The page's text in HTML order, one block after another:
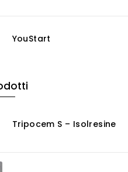
YouStart
Tripocem S – Isolresine